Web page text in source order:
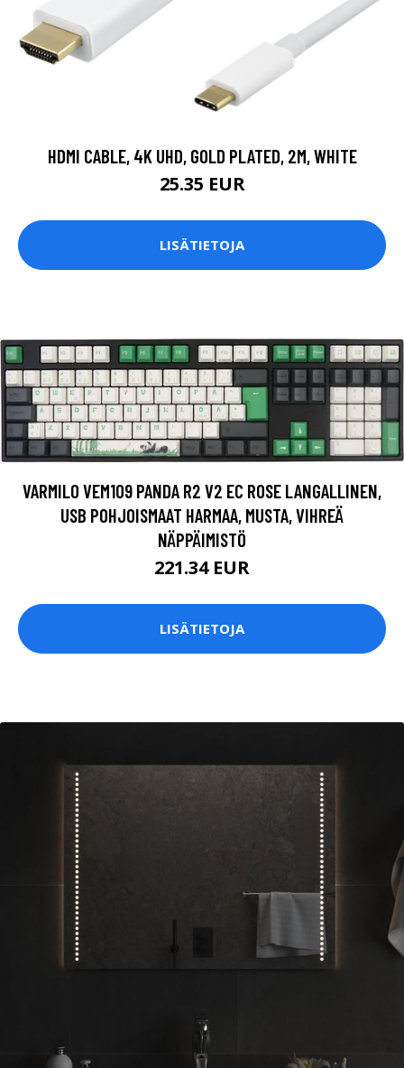
HDMI CABLE, 4K UHD, GOLD PLATED, 2M, WHITE
25.35 EUR
LISÄTIETOJA
VARMILO VEM109 PANDA R2 V2 EC ROSE LANGALLINEN,
USB POHJOISMAAT HARMAA, MUSTA, VIHREÄ
NÄPPÄIMISTÖ
221.34 EUR
LISÄTIETOJA